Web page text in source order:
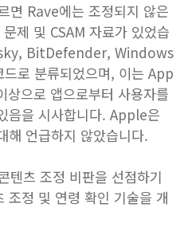
면 Rave에는 조정되지 않은
제 및 CSAM 자료가 있었습
BitDefender, Windows
로 분류되었으며, 이는 App
으로 앱으로부터 사용자를
음을 시사합니다. Apple은
해 언급하지 않았습니다.
츠 조정 비판을 선점하기
정 및 연령 확인 기술을 개